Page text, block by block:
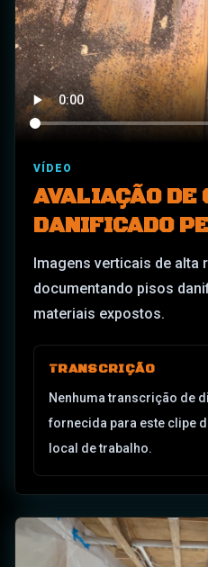
VÍDEO
AVALIAÇÃO DE
DANIFICADO
Imagens verticais de alta
documentando pisos
materiais expostos.
TRANSCRIÇÃO
Nenhuma transcrição de
fornecida para este clipe
local de trabalho.